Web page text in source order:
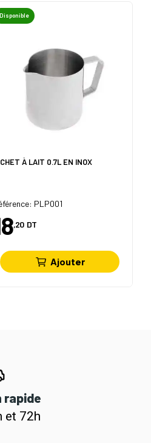
Disponible
À LAIT 0.7L EN INOX
PLP001
,20 DT
Ajouter
rapide
et 72h